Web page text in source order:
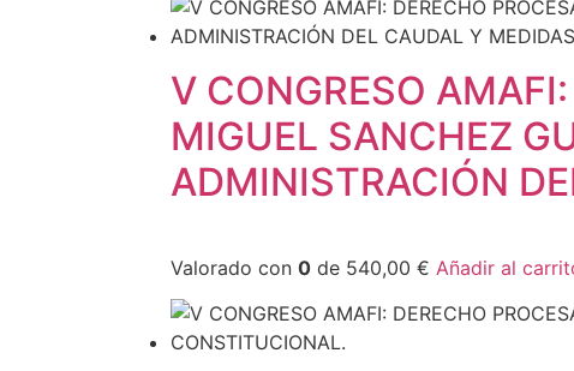
V CONGRESO
MIGUEL SANCHEZ
ADMINISTRACIÓN
Valorado con 0 de 540,00 € Añadir al